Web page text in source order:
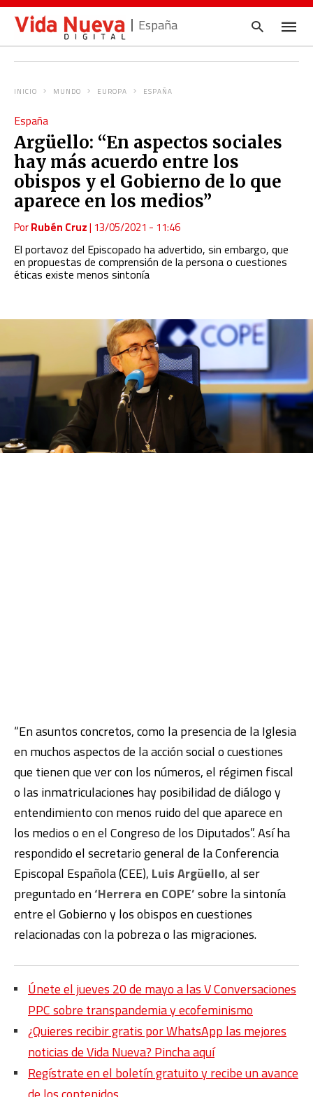
España
y
INICIO MUNDO EUROPA ESPAÑA
España
Argüello: “En aspectos sociales
hay más acuerdo entre los
obispos y el Gobierno de lo que
aparece en los medios”
PorRubén Cruz| 13/05/2021 - 11:46
El portavoz del Episcopado ha advertido, sin embargo, que
en propuestas de comprensión de la persona o cuestiones
éticas existe menos sintonía
“En asuntos concretos, como la presencia de la Iglesia
en muchos aspectos de la acción social o cuestiones
que tienen que ver con los números, el régimen fiscal
o las inmatriculaciones hay posibilidad de diálogo y
entendimiento con menos ruido del que aparece en
los medios o en el Congreso de los Diputados”. Así ha
respondido el secretario general de la Conferencia
Episcopal Española (CEE), Luis Argüello, al ser
preguntado en‘Herrera en COPE’sobre la sintonía
entre el Gobierno y los obispos en cuestiones
relacionadas con la pobreza o las migraciones.
Únete el jueves 20 de mayo a las V Conversaciones
PPC sobre transpandemia y ecofeminismo
¿Quieres recibir gratis por WhatsApp las mejores
noticias de Vida Nueva? Pincha aquí
Regístrate en el boletín gratuito y recibe un avance